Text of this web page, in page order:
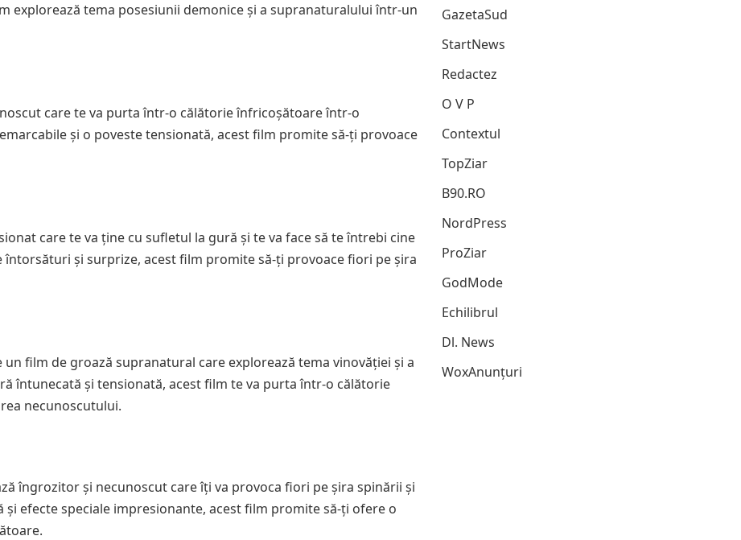
explorează tema posesiunii demonice și a supranaturalului într-un
care te va purta într-o călătorie înfricoșătoare într-o
și o poveste tensionată, acest film promite să-ți provoace
care te va ține cu sufletul la gură și te va face să te întrebi cine
întorsături și surprize, acest film promite să-ți provoace fiori pe șira
un film de groază supranatural care explorează tema vinovăției și a
întunecată și tensionată, acest film te va purta într-o călătorie
necunoscutului.
îngrozitor și necunoscut care îți va provoca fiori pe șira spinării și
efecte speciale impresionante, acest film promite să-ți ofere o
GazetaSud
StartNews
Redactez
O V P
Contextul
TopZiar
B90.RO
NordPress
ProZiar
GodMode
Echilibrul
Dl. News
WoxAnunțuri